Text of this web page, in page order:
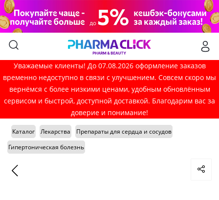
Уважаемые клиенты! До 07.08.2026 оформление заказов
временно недоступно в связи с улучшением. Совсем скоро мы
вернёмся с более низкими ценами, удобным обновлённым
сервисом и быстрой, доступной доставкой. Благодарим вас за
доверие и понимание!
Каталог Лекарства
Препараты для сердца и сосудов
Гипертоническая болезнь